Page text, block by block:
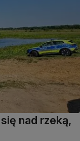
nad rzeką,